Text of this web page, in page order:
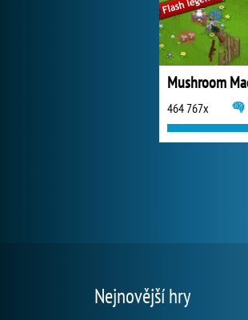
464 767x
Nejnovější hry